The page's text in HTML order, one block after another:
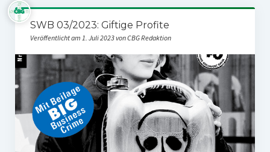
SWB 03/2023: Giftige Profite
Veröffentlicht am 1. Juli 2023 von CBG Redaktion